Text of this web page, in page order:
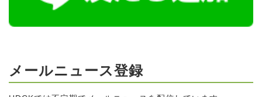
メールニュース登録